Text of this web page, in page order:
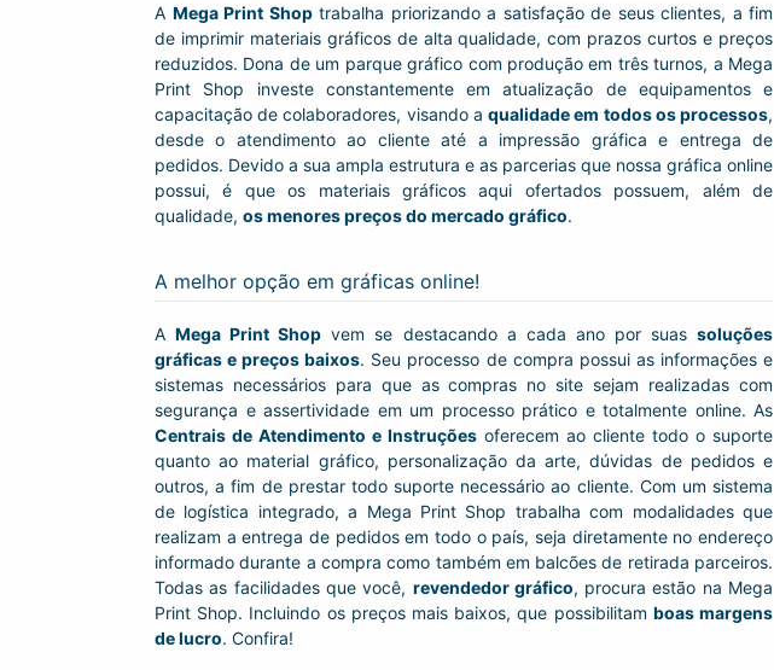
A Mega Print Shoptrabalha priorizando a satisfação de seus clientes, a fim
de imprimir materiais gráficos de alta qualidade, com prazos curtos e preços
reduzidos. Dona de um parque gráfico com produção em três turnos, a Mega
Print Shop investe constantemente em atualização de equipamentos e
capacitação de colaboradores, visando aqualidade em todos os processos,
desde o atendimento ao cliente até a impressão gráfica e entrega de
pedidos. Devido a sua ampla estrutura e as parcerias que nossa gráfica online
possui, é que os materiais gráficos aqui ofertados possuem, além de
qualidade, os menores preços do mercado gráfico.
A melhor opção em gráficas online!
AMega Print Shop vem se destacando a cada ano por suassoluções
gráficas e preços baixos. Seu processo de compra possui as informações e
sistemas necessários para que as compras no site sejam realizadas com
segurança e assertividade em um processo prático e totalmente online. As
Centrais de Atendimento e Instruções oferecem ao cliente todo o suporte
quanto ao material gráfico, personalização da arte, dúvidas de pedidos e
outros, a fim de prestar todo suporte necessário ao cliente. Com um sistema
de logística integrado, a Mega Print Shop trabalha com modalidades que
realizam a entrega de pedidos em todo o país, seja diretamente no endereço
informado durante a compra como também em balcões de retirada parceiros.
Todas as facilidades que você, revendedor gráfico, procura estão na Mega
Print Shop. Incluindo os preços mais baixos, que possibilitam boas margens
de lucro. Confira!